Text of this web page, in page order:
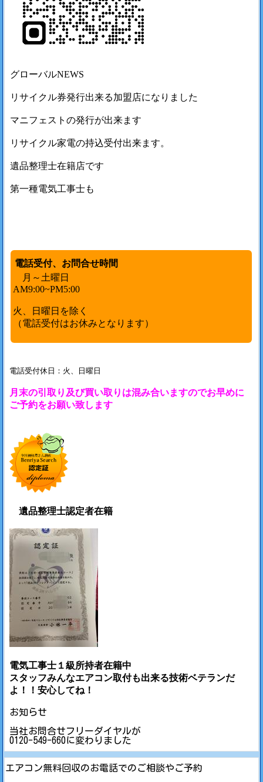
グローバルNEWS
リサイクル券発行出来る加盟店になりました
マニフェストの発行が出来ます
リサイクル家電の持込受付出来ます。
遺品整理士在籍店です
第一種電気工事士も
電話受付、お問合せ時間
月～土曜日
AM9:00~PM5:00
火、日曜日を除く
（電話受付はお休みとなります）
電話受付休日：火、日曜日
月末の引取り及び買い取りは混み合いますのでお早めに
ご予約をお願い致します
遺品整理士認定者在籍
電気工事士１級所持者在籍中
スタッフみんなエアコン取付も出来る技術ベテランだ
よ！！安心してね！
お知らせ
当社お問合せフリーダイヤルが
0120-549-660に変わりました
エアコン無料回収のお電話でのご相談やご予約